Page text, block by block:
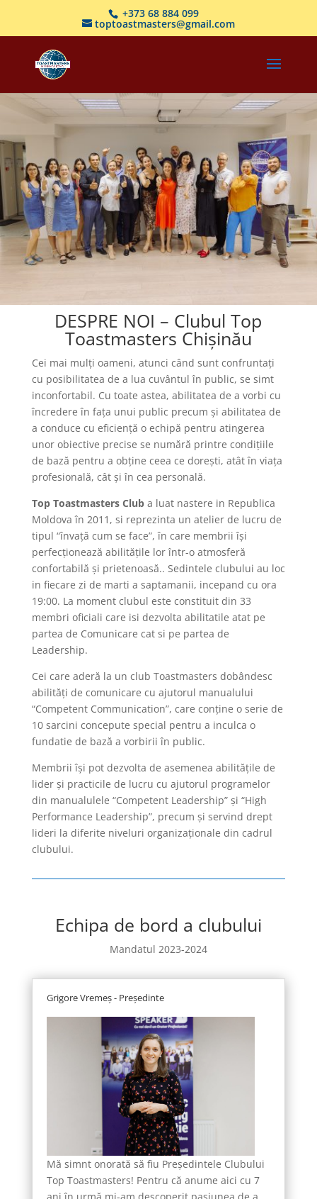
+373 68 884 099
toptoastmasters@gmail.com
DESPRE NOI – Clubul Top
Toastmasters Chișinău
Cei mai mulţi oameni, atunci când sunt confruntaţi
cu posibilitatea de a lua cuvântul în public, se simt
inconfortabil. Cu toate astea, abilitatea de a vorbi cu
încredere în faţa unui public precum şi abilitatea de
a conduce cu eficienţă o echipă pentru atingerea
unor obiective precise se numără printre condiţiile
de bază pentru a obţine ceea ce doreşti, atât în viaţa
profesională, cât şi în cea personală.
Top Toastmasters Cluba luat nastere in Republica
Moldova în 2011, si reprezinta un atelier de lucru de
tipul “învaţă cum se face”, în care membrii îşi
perfecţionează abilităţile lor într-o atmosferă
confortabilă şi prietenoasă.. Sedintele clubului au loc
in fiecare zi de marti a saptamanii, incepand cu ora
19:00. La moment clubul este constituit din 33
membri oficiali care isi dezvolta abilitatile atat pe
partea de Comunicare cat si pe partea de
Leadership.
Cei care aderă la un club Toastmasters dobândesc
abilităţi de comunicare cu ajutorul manualului
“Competent Communication”, care conţine o serie de
10 sarcini concepute special pentru a inculca o
fundatie de bază a vorbirii în public.
Membrii îşi pot dezvolta de asemenea abilităţile de
lider şi practicile de lucru cu ajutorul programelor
din manualulele “Competent Leadership” şi “High
Performance Leadership”, precum şi servind drept
lideri la diferite niveluri organizaţionale din cadrul
clubului.
Echipa de bord a clubului
Mandatul 2023-2024
Grigore Vremeș - Președinte
Mă simnt onorată să fiu Președintele Clubului
Top Toastmasters! Pentru că anume aici cu 7